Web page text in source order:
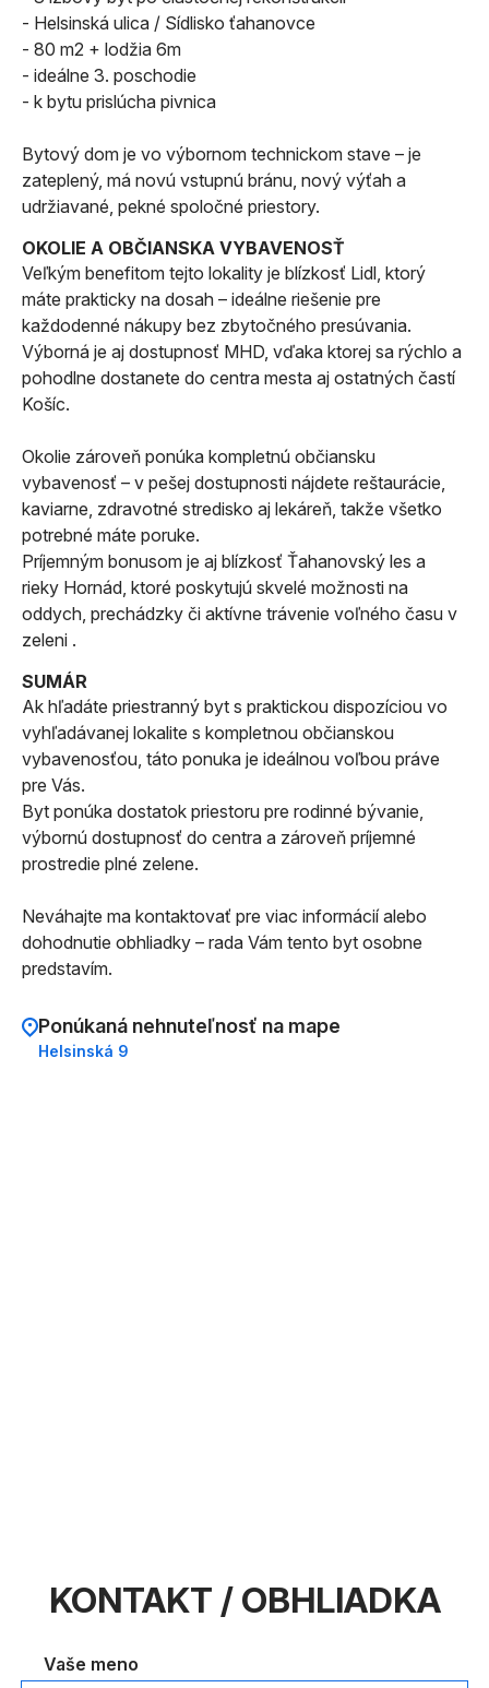
- Helsinská ulica / Sídlisko ťahanovce
- 80 m2 + lodžia 6m
- ideálne 3. poschodie
- k bytu prislúcha pivnica
Bytový dom je vo výbornom technickom stave – je
zateplený, má novú vstupnú bránu, nový výťah a
udržiavané, pekné spoločné priestory.
OKOLIE A OBČIANSKA VYBAVENOSŤ
Veľkým benefitom tejto lokality je blízkosť Lidl, ktorý
máte prakticky na dosah – ideálne riešenie pre
každodenné nákupy bez zbytočného presúvania.
Výborná je aj dostupnosť MHD, vďaka ktorej sa rýchlo a
pohodlne dostanete do centra mesta aj ostatných častí
Košíc.
Okolie zároveň ponúka kompletnú občiansku
vybavenosť – v pešej dostupnosti nájdete reštaurácie,
kaviarne, zdravotné stredisko aj lekáreň, takže všetko
potrebné máte poruke.
Príjemným bonusom je aj blízkosť Ťahanovský les a
rieky Hornád, ktoré poskytujú skvelé možnosti na
oddych, prechádzky či aktívne trávenie voľného času v
zeleni .
SUMÁR
Ak hľadáte priestranný byt s praktickou dispozíciou vo
vyhľadávanej lokalite s kompletnou občianskou
vybavenosťou, táto ponuka je ideálnou voľbou práve
pre Vás.
Byt ponúka dostatok priestoru pre rodinné bývanie,
výbornú dostupnosť do centra a zároveň príjemné
prostredie plné zelene.
Neváhajte ma kontaktovať pre viac informácií alebo
dohodnutie obhliadky – rada Vám tento byt osobne
predstavím.
Ponúkaná nehnuteľnosť na mape
Helsinská 9
KONTAKT / OBHLIADKA
Vaše meno